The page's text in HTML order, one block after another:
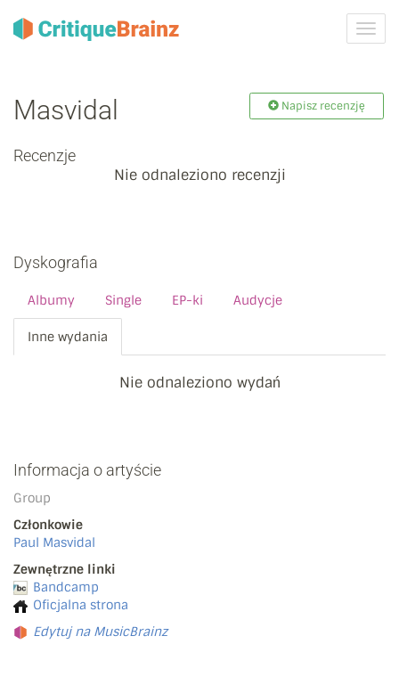
Masvidal Napisz recenzję
Recenzje
Nie odnaleziono recenzji
Dyskografia
Albumy Single EP-ki Audycje
Inne wydania
Nie odnaleziono wydań
Informacja o artyście
Group
Członkowie
Paul Masvidal
Zewnętrzne linki
Bandcamp
Oficjalna strona
Edytuj na MusicBrainz